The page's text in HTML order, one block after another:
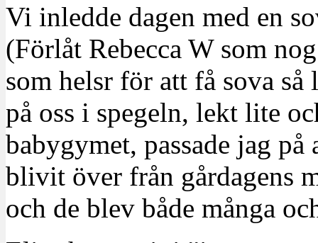
Vi inledde dagen med en
(Förlåt Rebecca W som
som helsr för att få sova
på oss i spegeln, lekt lite
babygymet, passade jag
blivit över från gårdagens
och de blev både många